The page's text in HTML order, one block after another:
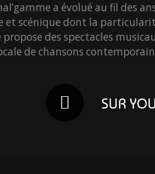
a évolué au fil des
et scénique dont la
des spectacles
de chansons
SUR